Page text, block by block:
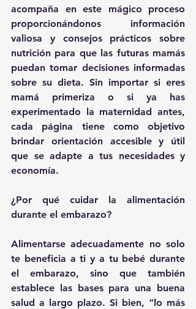
acompaña en este mágico proceso
proporcionándonos información
valiosa y consejos prácticos sobre
nutrición para que las futuras mamás
puedan tomar decisiones informadas
sobre su dieta. Sin importar si eres
mamá primeriza o si ya has
experimentado la maternidad antes,
cada página tiene como objetivo
brindar orientación accesible y útil
que se adapte a tus necesidades y
economía.
¿Por qué cuidar la alimentación
durante el embarazo?
Alimentarse adecuadamente no solo
te beneficia a ti y a tu bebé durante
el embarazo, sino que también
establece las bases para una buena
salud a largo plazo. Si bien, “lo más